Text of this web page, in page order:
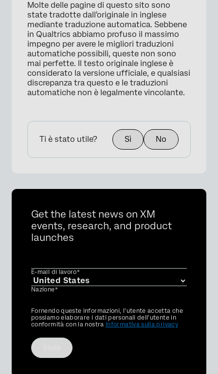
Molte delle pagine di questo sito sono
state tradotte dall'originale in inglese
mediante traduzione automatica. Sebbene
in Qualtrics abbiamo profuso il massimo
impegno per avere le migliori traduzioni
automatiche possibili, queste non sono
mai perfette. Il testo originale inglese è
considerato la versione ufficiale, e qualsiasi
discrepanza tra questo e le traduzioni
automatiche non è legalmente vincolante.
Ti è stato utile? Sì No
Get the latest news on XM
events, research, and product
launches
E-mail di lavoro*
Nazione*
Privacy
Optin
Fornendo queste informazioni, l'utente accetta che
possiamo elaborare i dati personali dell'utente in
conformità con la nostra Informativa sulla privacy